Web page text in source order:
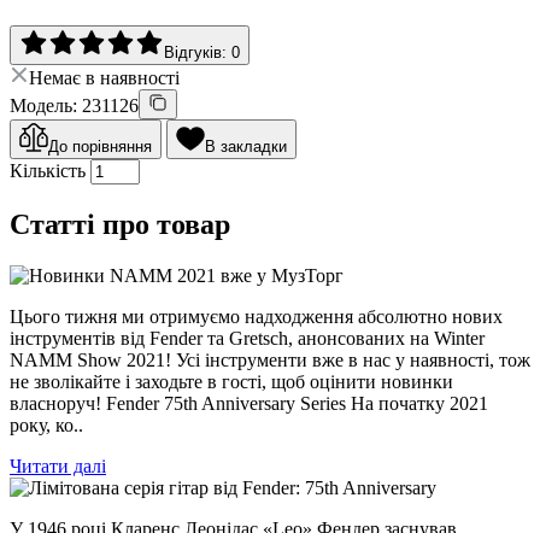
Відгуків: 0
Немає в наявності
Модель: 231126
До порівняння В закладки
Кількість
Статті про товар
Цього тижня ми отримуємо надходження абсолютно нових
інструментів від Fender та Gretsch, анонсованих на Winter
NAMM Show 2021! Усі інструменти вже в нас у наявності, тож
не зволікайте і заходьте в гості, щоб оцінити новинки
власноруч! Fender 75th Anniversary Series На початку 2021
року, ко..
Читати далі
У 1946 році Кларенс Леонідас «Leo» Фендер заснував